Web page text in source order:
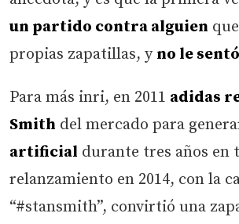
un partido contra alguien
propias zapatillas, y no le
Para más inri, en 2011 adidas
Smith del mercado para
artificial durante tres años en
relanzamiento en 2014, con la
“#stansmith”, convirtió una